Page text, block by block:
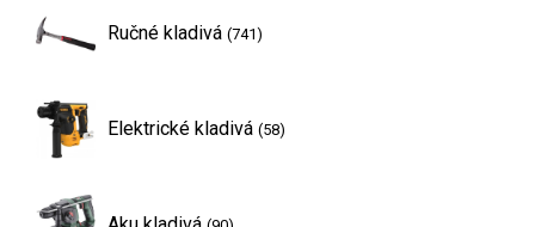
Ručné kladivá (741)
Elektrické kladivá (58)